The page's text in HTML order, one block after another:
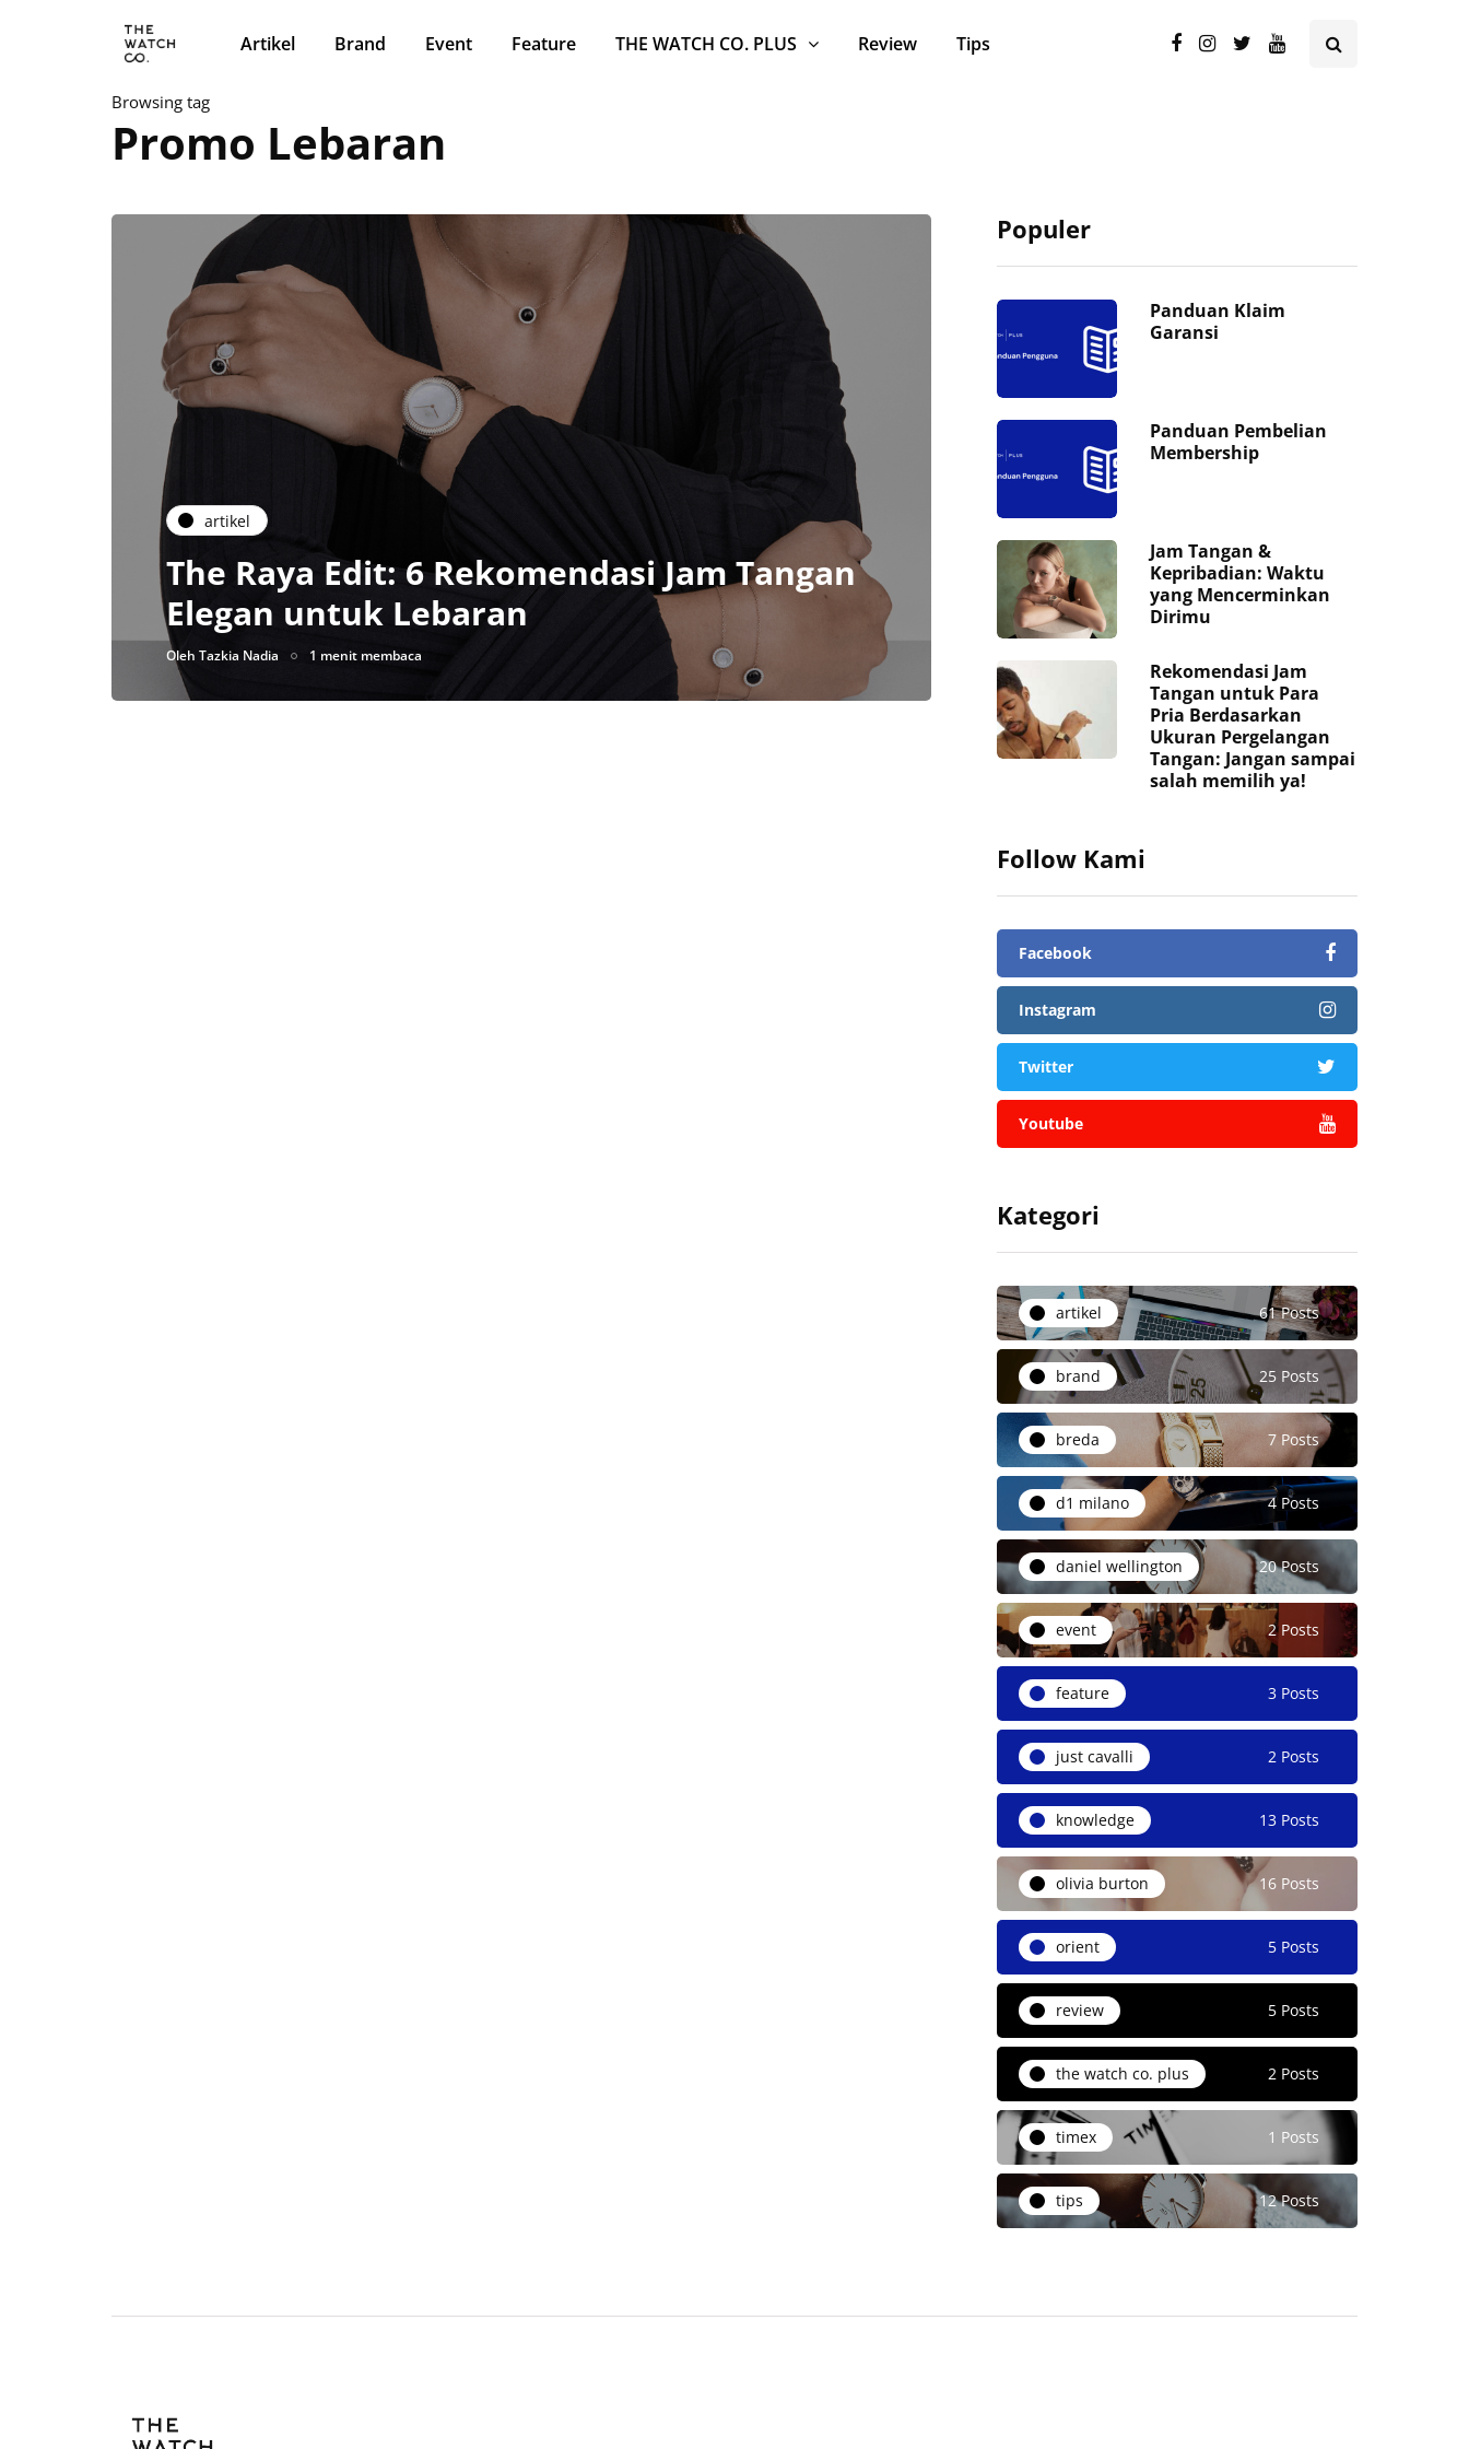
Artikel Brand Event Feature THE WATCH CO. PLUS Review Tips
Browsing tag
Promo Lebaran
artikel
The Raya Edit: 6 Rekomendasi Jam Tangan
Elegan untuk Lebaran
Oleh Tazkia Nadia 1 menit membaca
Populer
Panduan Klaim
Garansi
Panduan Pembelian
Membership
Jam Tangan &
Kepribadian: Waktu
yang Mencerminkan
Dirimu
Rekomendasi Jam
Tangan untuk Para
Pria Berdasarkan
Ukuran Pergelangan
Tangan: Jangan sampai
salah memilih ya!
Follow Kami
Facebook
Instagram
Twitter
Youtube
Kategori
artikel 61 Posts
brand 25 Posts
breda 7 Posts
d1 milano 4 Posts
daniel wellington 20 Posts
event 2 Posts
feature 3 Posts
just cavalli 2 Posts
knowledge 13 Posts
olivia burton 16 Posts
orient 5 Posts
review 5 Posts
the watch co. plus 2 Posts
timex 1 Posts
tips 12 Posts